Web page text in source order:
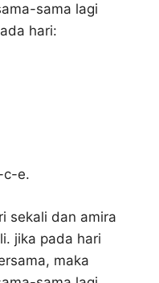
sama lagi
hari:
c-e.
sekali dan amira
jika pada hari
maka